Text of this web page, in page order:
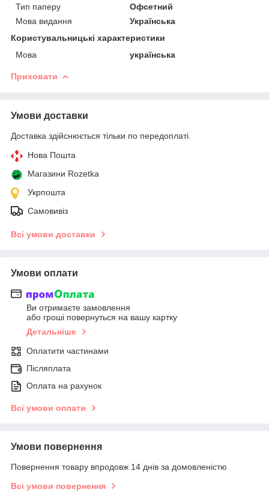
Тип паперу
Офсетний
Мова видання
Українська
Користувальницькі характеристики
Мова
українська
Приховати
Умови доставки
Доставка здійснюється тільки по передоплаті.
Нова Пошта
Магазини Rozetka
Укрпошта
Самовивіз
Всі умови доставки
Умови оплати
Ви отримаєте замовлення
або гроші повернуться на вашу картку
Детальніше
Оплатити частинами
Післяплата
Оплата на рахунок
Всі умови оплати
Умови повернення
Повернення товару впродовж 14 днів за домовленістю
Всі умови повернення